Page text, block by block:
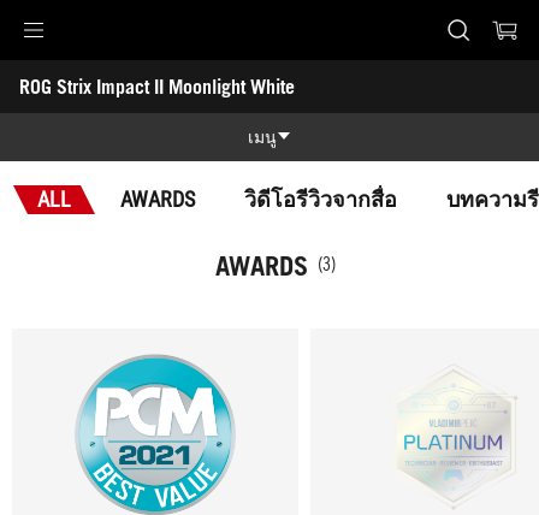
Accessibility links
Skip to content
Accessibility Help
Skip to Menu
ASUS Footer
ROG Strix Impact II Moonlight White
-
เมนู
คุณสมบัติ
สนับสนุน
ALL AWARDS วิดีโอรีวิวจากสื่อ บทความ
AWARDS (3)